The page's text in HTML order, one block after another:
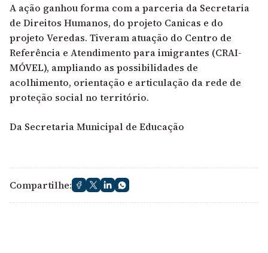
A ação ganhou forma com a parceria da Secretaria
de Direitos Humanos, do projeto Canicas e do
projeto Veredas. Tiveram atuação do Centro de
Referência e Atendimento para imigrantes (CRAI-
MÓVEL), ampliando as possibilidades de
acolhimento, orientação e articulação da rede de
proteção social no território.
Da Secretaria Municipal de Educação
Compartilhe: